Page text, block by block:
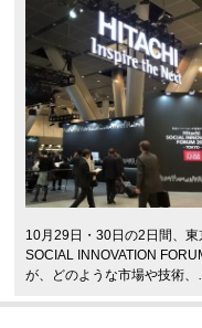
10月29日・30日の2日間、
SOCIAL INNOVATION
が、どのような市場や技術